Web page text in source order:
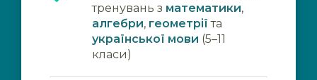
тренувань з математики,
алгебри, геометрії та
української мови (5–11
класи)